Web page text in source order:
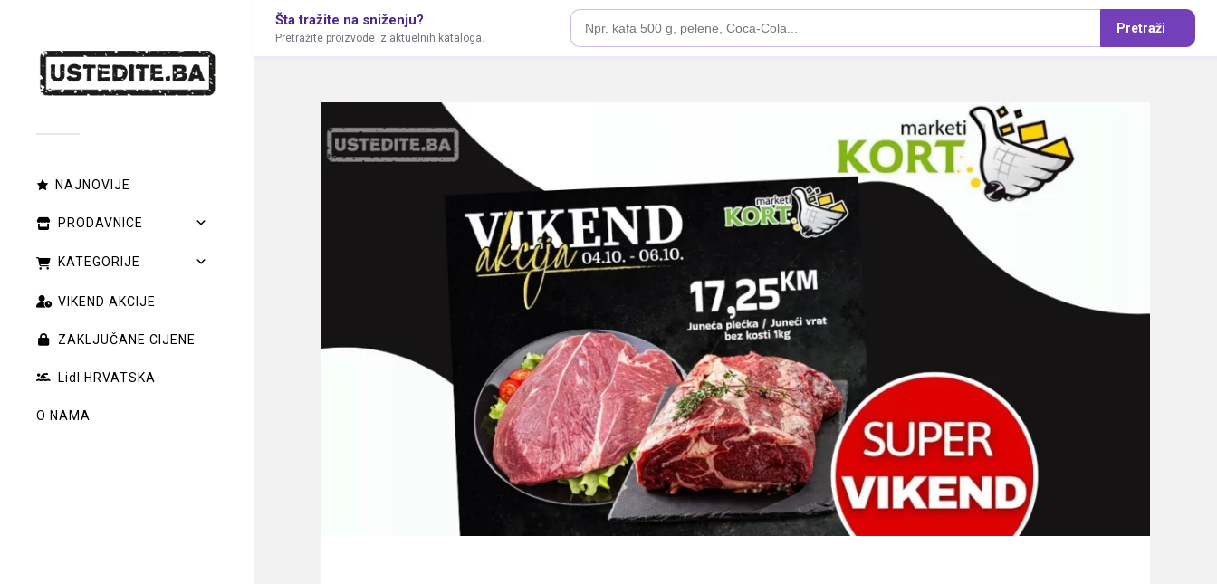
NAJNOVIJE
PRODAVNICE
KATEGORIJE
VIKEND AKCIJE
ZAKLJUČANE CIJENE
Lidl HRVATSKA
O NAMA
Šta tražite na sniženju?
Pretražite proizvode iz aktuelnih kataloga.
Pretraži